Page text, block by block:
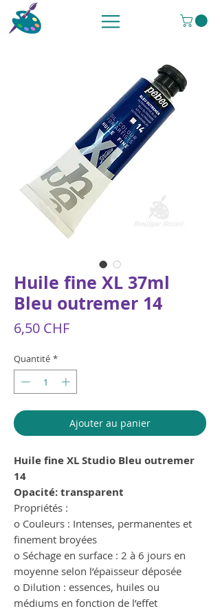
Huile fine XL 37ml
Bleu outremer 14
6,50 CHFPrix
Quantité *
Ajouter au panier
Huile fine XL Studio Bleu outremer
14
Opacité: transparent
Propriétés :
o Couleurs : Intenses, permanentes et
finement broyées
o Séchage en surface : 2 à 6 jours en
moyenne selon l’épaisseur déposée
o Dilution : essences, huiles ou
médiums en fonction de l’effet